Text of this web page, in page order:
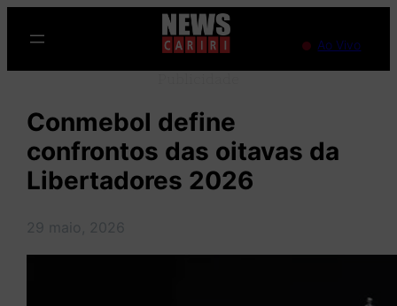
para
o
Ao Vivo
Conmebol define
confrontos das oitavas da
Libertadores 2026
29 maio, 2026